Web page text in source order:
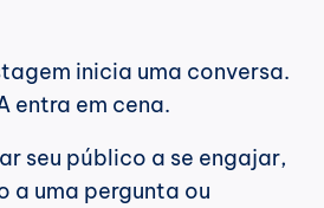
inicia uma conversa.
entra em cena.
seu público a se engajar,
a uma pergunta ou